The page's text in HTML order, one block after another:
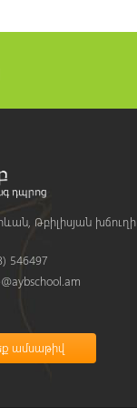
Թբիլիսյան խճուղի
546497